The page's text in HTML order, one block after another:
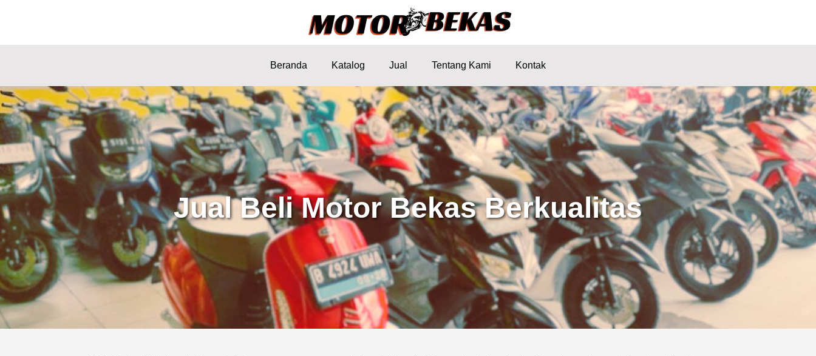
Beranda Katalog Jual Tentang Kami Kontak
Jual Beli Motor Bekas Berkualitas